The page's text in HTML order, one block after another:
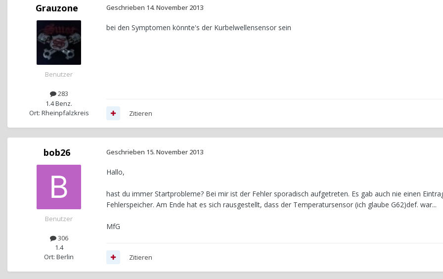
Grauzone
Benutzer
283
1.4 Benz.
Ort: Rheinpfalzkreis
Geschrieben 14. November 2013
bei den Symptomen könnte's der Kurbelwellensensor sein
Zitieren
bob26
Benutzer
306
1.4
Ort: Berlin
Geschrieben 15. November 2013
Hallo,
hast du immer Startprobleme? Bei mir ist der Fehler sporadisch aufgetreten. Es gab auch nie einen
Fehlerspeicher. Am Ende hat es sich rausgestellt, dass der Temperatursensor (ich glaube G62)def. war...
MfG
Zitieren